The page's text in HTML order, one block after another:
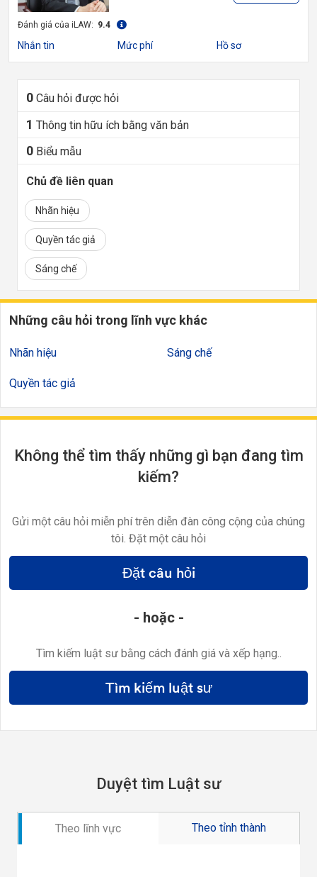
Đánh giá của iLAW: 9.4
Nhắn tin Mức phí Hồ sơ
0 Câu hỏi được hỏi
1 Thông tin hữu ích bằng văn bản
0 Biểu mẫu
Chủ đề liên quan
Nhãn hiệu
Quyền tác giả
Sáng chế
Những câu hỏi trong lĩnh vực khác
Nhãn hiệu
Quyền tác giả
Sáng chế
Không thể tìm thấy những gì bạn đang tìm
kiếm?
Gửi một câu hỏi miễn phí trên diễn đàn công cộng của chúng
tôi. Đặt một câu hỏi
Đặt câu hỏi
- hoặc -
Tìm kiếm luật sư bằng cách đánh giá và xếp hạng..
Tìm kiếm luật sư
Duyệt tìm Luật sư
Theo lĩnh vực Theo tỉnh thành